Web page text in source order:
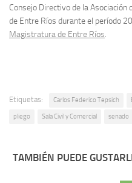
Consejo Directivo de la Asociación
de Entre Ríos durante el período
Magistratura de Entre Ríos.
Etiquetas: Carlos Federico Tepsich
pliego Sala Civil y Comercial senado
TAMBIÉN PUEDE